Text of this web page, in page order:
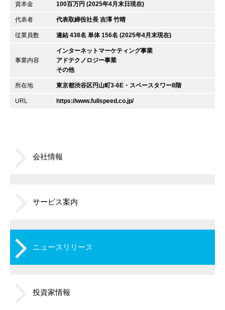
資本金 100百万円 (2025年4月末日現在)
代表者 代表取締役社長 吉澤 竹晴
従業員数 連結 438名 単体 156名 (2025年4月末現在)
事業内容
インターネットマーケティング事業
アドテクノロジー事業
その他
所在地 東京都渋谷区円山町3-6E・スペースタワー8階
URL https://www.fullspeed.co.jp/
会社情報
サービス案内
ニュースリリース
投資家情報